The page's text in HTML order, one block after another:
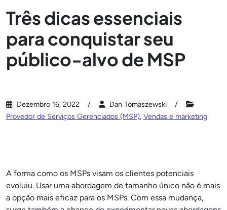
Três dicas essenciais
para conquistar seu
público-alvo de MSP
Dezembro 16, 2022
Dan Tomaszewski
Provedor de Serviços Gerenciados (MSP), Vendas e marketing
A forma como os MSPs visam os clientes potenciais
evoluiu. Usar uma abordagem de tamanho único não é mais
a opção mais eficaz para os MSPs. Com essa mudança,